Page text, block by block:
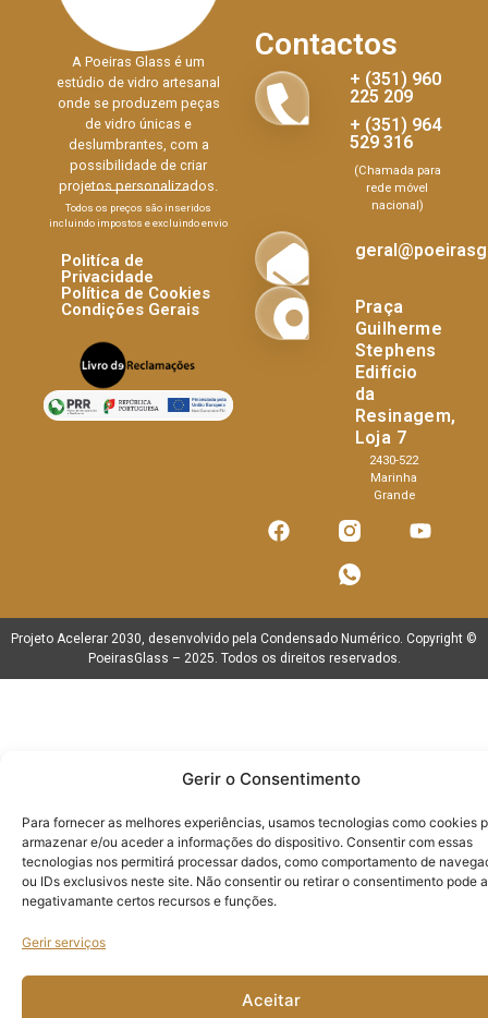
Gerir o Consentimento
Para fornecer as melhores experiências, usamos tecnologias como cookies
armazenar e/ou aceder a informações do dispositivo. Consentir com essas
tecnologias nos permitirá processar dados, como comportamento de
ou IDs exclusivos neste site. Não consentir ou retirar o consentimento pode
negativamante certos recursos e funções.
Gerir serviços
Aceitar
A Poeiras Glass é um
estúdio de vidro artesanal
onde se produzem peças
de vidro únicas e
deslumbrantes, com a
possibilidade de criar
projetos personalizados.
Todos os preços são inseridos
incluindo impostos e excluindo envio
Politíca de
Privacidade
Política de Cookies
Condições Gerais
Contactos
+ (351) 960
225 209
+ (351) 964
529 316
(Chamada para
rede móvel
nacional)
Praça
Guilherme
Stephens
Edifício
da
Resinagem,
Loja 7
2430-522
Marinha
Grande
Projeto Acelerar 2030, desenvolvido pela Condensado Numérico. Copyright ©
PoeirasGlass – 2025. Todos os direitos reservados.